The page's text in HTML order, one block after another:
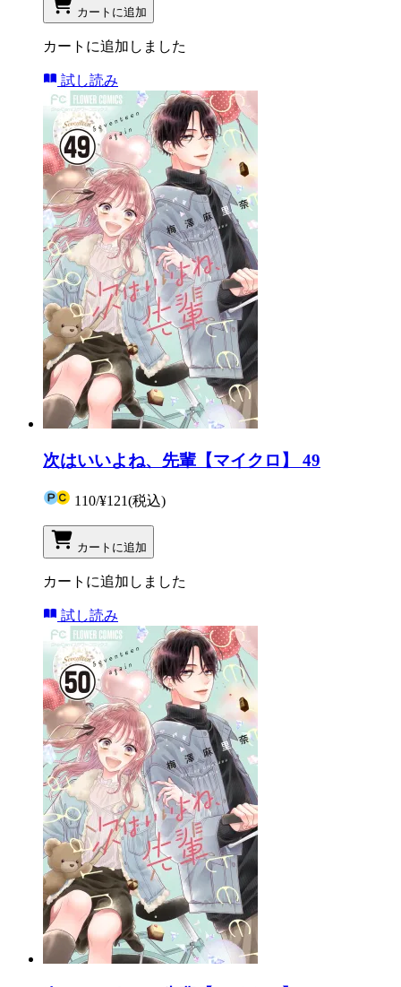
カートに追加
カートに追加しました
試し読み
次はいいよね、先輩【マイクロ】 49
110/¥121(税込)
カートに追加
カートに追加しました
試し読み